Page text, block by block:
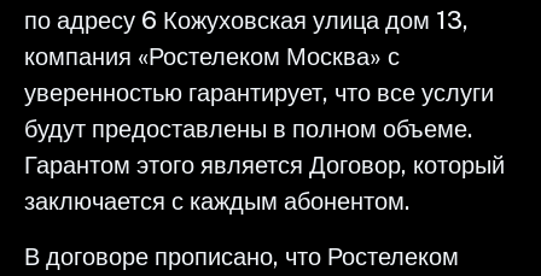
по адресу 6 Кожуховская улица дом 13,
компания «Ростелеком Москва» с
уверенностью гарантирует, что все услуги
будут предоставлены в полном объеме.
Гарантом этого является Договор, который
заключается с каждым абонентом.
В договоре прописано, что Ростелеком